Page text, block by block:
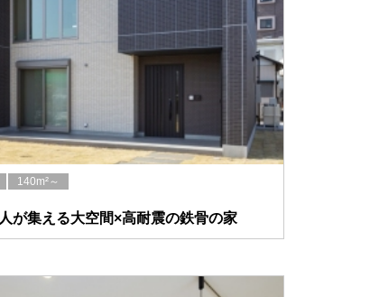
140m²～
人が集える大空間×高耐震の鉄骨の家